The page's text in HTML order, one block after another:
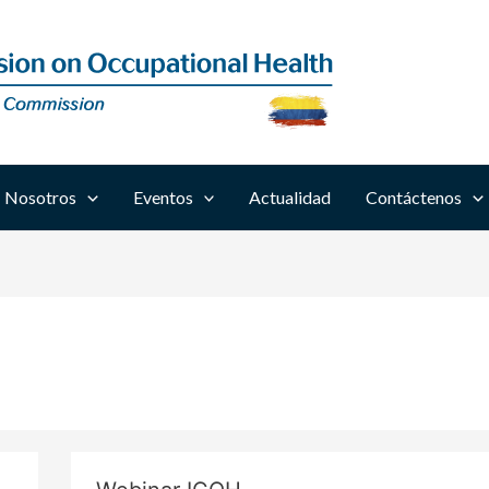
Nosotros Eventos Actualidad Contáctenos
Webinar